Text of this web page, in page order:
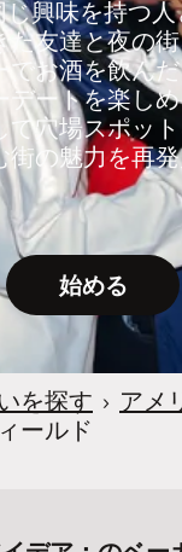
興味を持つ人
た友達と夜の
でお酒を飲ん
デートを楽し
て穴場スポッ
街の魅力を再
始める
を探す › アメ
ールド